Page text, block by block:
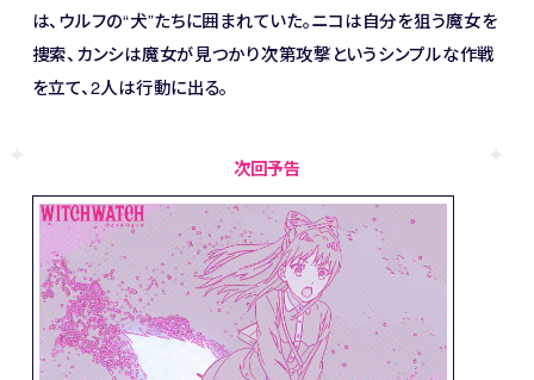
は、ウルフの“犬”たちに囲まれていた。ニコは自分を狙う魔女を
捜索、カンシは魔女が見つかり次第攻撃というシンプルな作戦
を立て、2人は行動に出る。
次回予告